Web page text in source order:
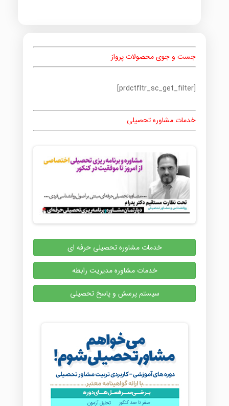
جست و جوی محصولات پرواز
[prdctfltr_sc_get_filter]
خدمات مشاوره تحصیلی
خدمات مشاوره تحصیلی حرفه ای
خدمات مشاوره مدیریت رابطه
سیستم پرسش و پاسخ تحصیلی